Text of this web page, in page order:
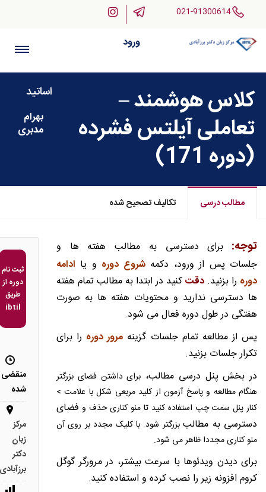
021-91300614
ورود
کلاس هوشمند –
تعاملی آیلتس فشرده
(دوره 171)
اساتید
بهرام
مدبری
مطالب درسی تکالیف تصحیح شده
توجه: برای دسترسی به مطالب هفته ها و
جلسات پس از ورود، دکمهشروع دوره و یا ادامه
دوره را بزنید. دقتکنید در ابتدا به مطالب تمام هفته
ها دسترسی ندارید و محتویات هفته ها به صورت
هفتگی در طول دوره فعال می شود.
پس از مطالعه تمام جلسات گزینه مرور دوره را برای
تکرار جلسات بزنید.
در بخش پنل درسی مطالب، برای داشتن فضای بزرگتر
هنگام مطالعه و پاسخ آزمون از کلید مربعی شکل با علامت >
کنار پنل سمت چپ استفاده کنید تا منو کناری حذف و فضای
دسترسی به مطالببزرگتر شود. با کلیک مجدد بر روی آن
منو کناری مجددا ظاهر می شود.
برای دیدن ویدئوها با سرعت بیشتر، در مرورگر گوگل
کروم افزونه زیر را نصب کرده و استفاده کنید.
ثبت نام
دوره از
طریق
ibtil
منقضی
شده
مرکز
زبان
دکتر
برزآبادی